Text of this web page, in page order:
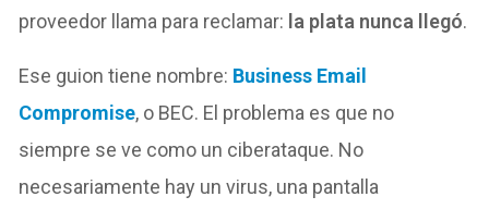
proveedor llama para reclamar: la plata nunca llegó.
Ese guion tiene nombre: Business Email
Compromise, o BEC. El problema es que no
siempre se ve como un ciberataque. No
necesariamente hay un virus, una pantalla